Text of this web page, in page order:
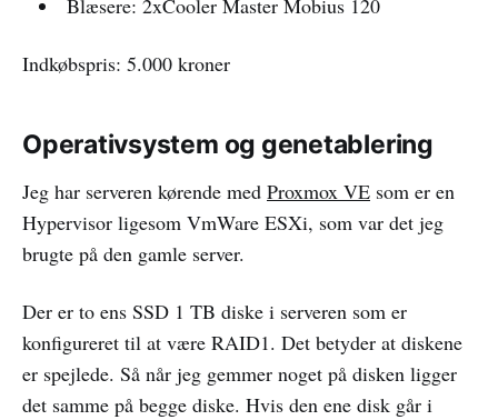
Blæsere: 2xCooler Master Mobius 120
Indkøbspris: 5.000 kroner
Operativsystem og genetablering
Jeg har serveren kørende med Proxmox VE som er en
Hypervisor ligesom VmWare ESXi, som var det jeg
brugte på den gamle server.
Der er to ens SSD 1 TB diske i serveren som er
konfigureret til at være RAID1. Det betyder at diskene
er spejlede. Så når jeg gemmer noget på disken ligger
det samme på begge diske. Hvis den ene disk går i